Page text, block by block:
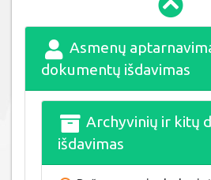
Asmenų
dokumentų išdavimas
Archyvinių ir kitų
išdavimas